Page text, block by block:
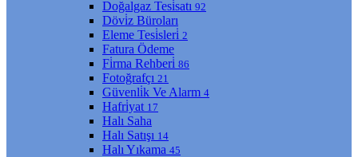
Doğalgaz Tesi̇satı 92
Dövi̇z Büroları
Eleme Tesi̇sleri̇ 2
Fatura Ödeme
Fi̇rma Rehberi̇ 86
Fotoğrafçı 21
Güvenli̇k Ve Alarm 4
Hafri̇yat 17
Halı Saha
Halı Satışı 14
Halı Yıkama 45